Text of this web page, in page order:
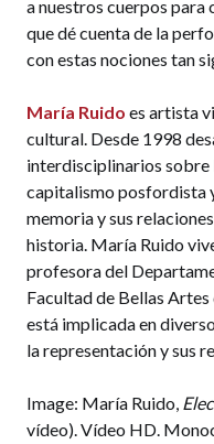
a nuestros cuerpos para
que dé cuenta de la
con estas nociones tan
María Ruido es artista
cultural. Desde 1998
interdisciplinarios sobre
capitalismo posfordista
memoria y sus
historia. María Ruido
profesora del
Facultad de Bellas
está implicada en
la representación y sus
Image: María Ruido,
vídeo). Vídeo HD.